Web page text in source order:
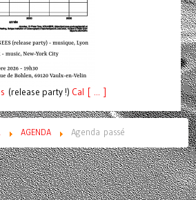
(release party !) Cal [ ... ]
AGENDA Agenda passé